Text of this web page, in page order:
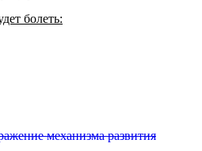
болеть: